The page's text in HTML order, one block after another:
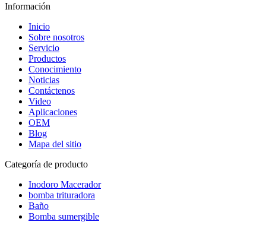
Información
Inicio
Sobre nosotros
Servicio
Productos
Conocimiento
Noticias
Contáctenos
Video
Aplicaciones
OEM
Blog
Mapa del sitio
Categoría de producto
Inodoro Macerador
bomba trituradora
Baño
Bomba sumergible